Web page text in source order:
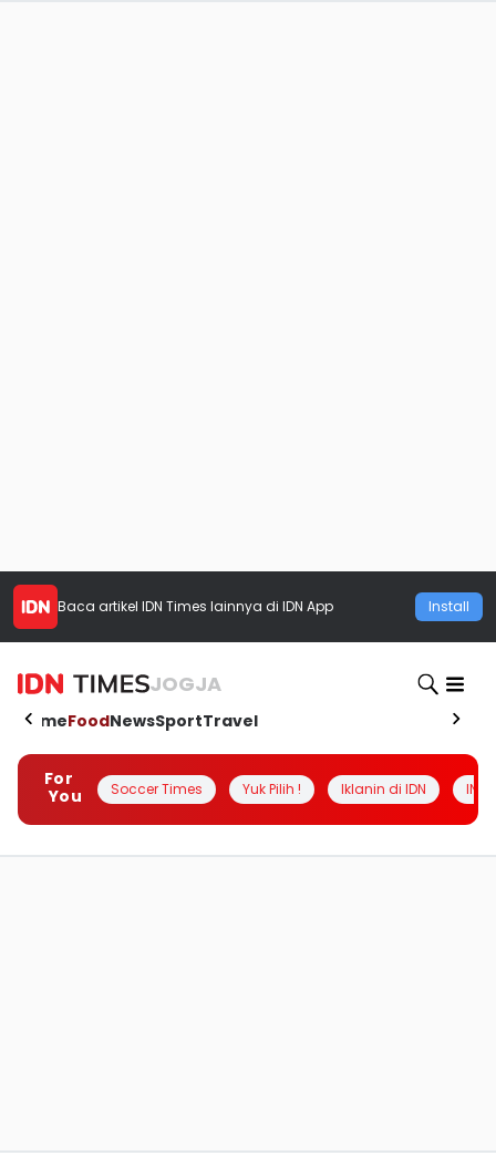
Baca artikel IDN Times lainnya di IDN App Install
JOGJA
HomeFoodNewsSportTravel
For
You
Soccer Times Yuk Pilih ! Iklanin di IDN